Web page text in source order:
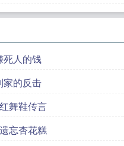
死人的钱
家的反击
舞鞋传言
忘杏花糕